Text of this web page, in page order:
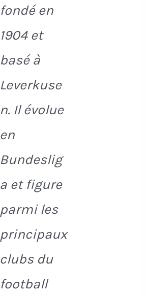
fondé en
1904 et
basé à
Leverkuse
n. Il évolue
en
Bundeslig
a et figure
parmi les
principaux
clubs du
football